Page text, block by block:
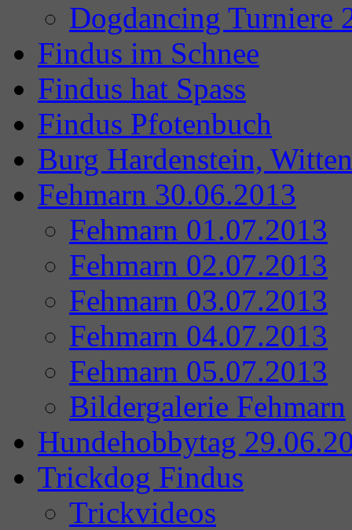
Dogdancing Turniere
Findus im Schnee
Findus hat Spass
Findus Pfotenbuch
Burg Hardenstein,
Fehmarn 30.06.2013
Fehmarn 01.07.2013
Fehmarn 02.07.2013
Fehmarn 03.07.2013
Fehmarn 04.07.2013
Fehmarn 05.07.2013
Bildergalerie Fehmarn
Hundehobbytag
Trickdog Findus
Trickvideos